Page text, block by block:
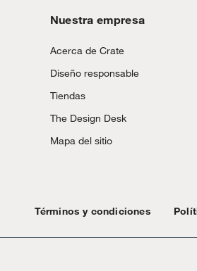
Nuestra empresa
Acerca de Crate
Diseño responsable
Tiendas
The Design Desk
Mapa del sitio
Términos y condiciones